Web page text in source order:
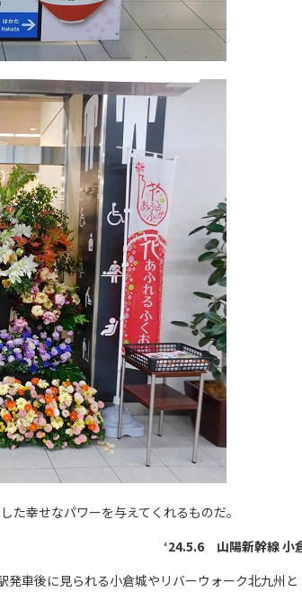
幸せなパワーを与えてくれるものだ。
‘24.5.6 山陽新幹線 小
車後に見られる小倉城やリバーウォーク北九州と